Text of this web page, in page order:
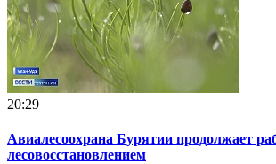
20:29
Авиалесоохрана Бурятии продолжает
лесовосстановлением